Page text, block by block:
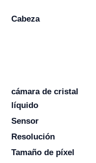
Cabeza
cámara de cristal
líquido
Sensor
Resolución
Tamaño de píxel